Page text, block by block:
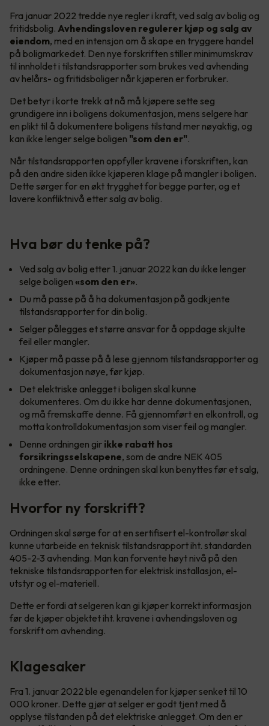
Fra januar 2022 tredde nye regler i kraft, ved salg av bolig og
fritidsbolig. Avhendingsloven regulerer kjøp og salg av
eiendom, med en intensjon om å skape en tryggere handel
på boligmarkedet. Den nye forskriften stiller minimumskrav
til innholdet i tilstandsrapporter som brukes ved avhending
av helårs- og fritidsboliger når kjøperen er forbruker.
Det betyr i korte trekk at nå må kjøpere sette seg
grundigere inn i boligens dokumentasjon, mens selgere har
en plikt til å dokumentere boligens tilstand mer nøyaktig, og
kan ikke lenger selge boligen "som den er".
Når tilstandsrapporten oppfyller kravene i forskriften, kan
på den andre siden ikke kjøperen klage på mangler i boligen.
Dette sørger for en økt trygghet for begge parter, og et
lavere konfliktnivå etter salg av bolig.
Hva bør du tenke på?
Ved salg av bolig etter 1. januar 2022 kan du ikke lenger
selge boligen «som den er».
Du må passe på å ha dokumentasjon på godkjente
tilstandsrapporter for din bolig.
Selger pålegges et større ansvar for å oppdage skjulte
feil eller mangler.
Kjøper må passe på å lese gjennom tilstandsrapporter og
dokumentasjon nøye, før kjøp.
Det elektriske anlegget i boligen skal kunne
dokumenteres. Om du ikke har denne dokumentasjonen,
og må fremskaffe denne. Få gjennomført en elkontroll, og
motta kontrolldokumentasjon som viser feil og mangler.
Denne ordningen gir ikke rabatt hos
forsikringsselskapene, som de andre NEK 405
ordningene. Denne ordningen skal kun benyttes før et salg,
ikke etter.
Hvorfor ny forskrift?
Ordningen skal sørge for at en sertifisert el-kontrollør skal
kunne utarbeide en teknisk tilstandsrapport iht. standarden
405-2-3 avhending. Man kan forvente høyt nivå på den
tekniske tilstandsrapporten for elektrisk installasjon, el-
utstyr og el-materiell.
Dette er fordi at selgeren kan gi kjøper korrekt informasjon
før de kjøper objektet iht. kravene i avhendingsloven og
forskrift om avhending.
Klagesaker
Fra 1. januar 2022 ble egenandelen for kjøper senket til 10
000 kroner. Dette gjør at selger er godt tjent med å
opplyse tilstanden på det elektriske anlegget. Om den er